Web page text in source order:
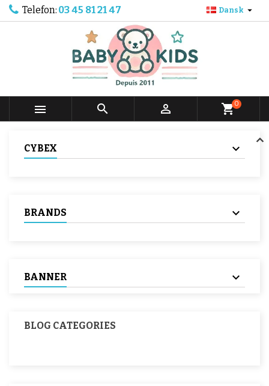
Telefon: 03 45 81 21 47 Dansk 
   shopping_cart0
CYBEX
BRANDS
BANNER
BLOG CATEGORIES